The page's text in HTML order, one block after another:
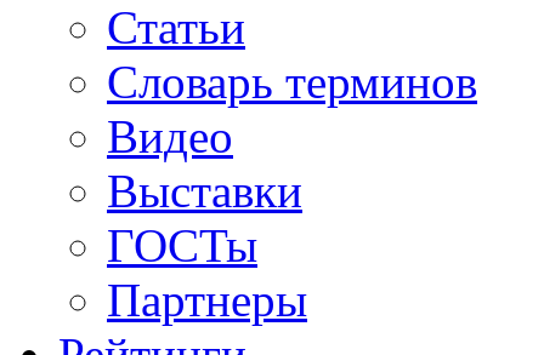
Статьи
Словарь терминов
Видео
Выставки
ГОСТы
Партнеры